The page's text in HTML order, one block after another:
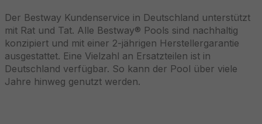
Der Bestway Kundenservice in Deutschland unterstützt
mit Rat und Tat. Alle Bestway® Pools sind nachhaltig
konzipiert und mit einer 2-jährigen Herstellergarantie
ausgestattet. Eine Vielzahl an Ersatzteilen ist in
Deutschland verfügbar. So kann der Pool über viele
Jahre hinweg genutzt werden.